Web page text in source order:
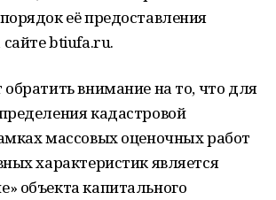
её предоставления
btiufa.ru.
обратить внимание на то, что для
кадастровой
массовых оценочных работ
характеристик является
объекта капитального